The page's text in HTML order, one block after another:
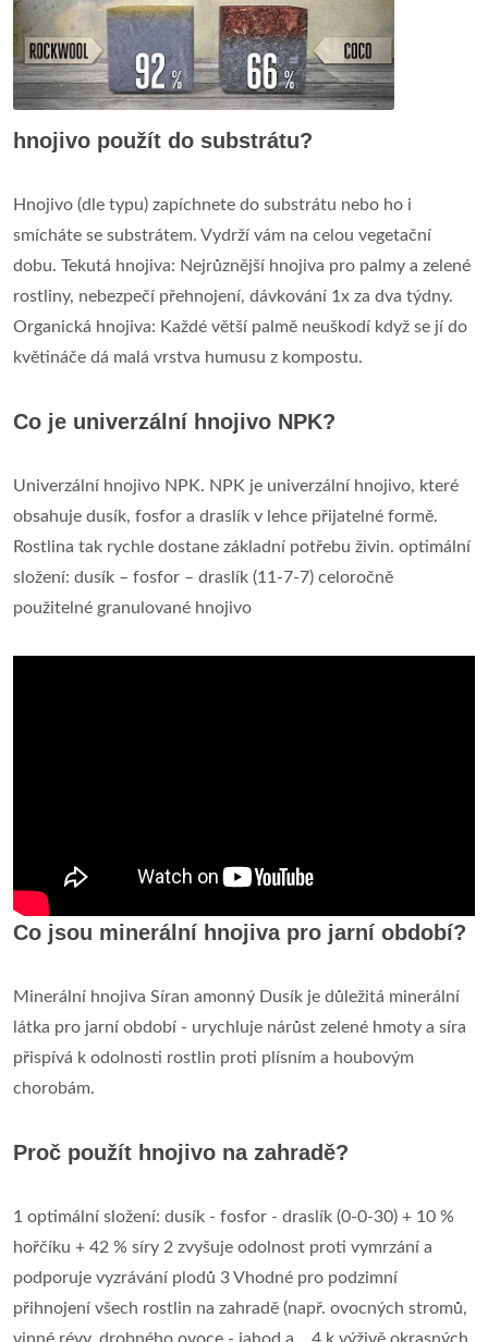
hnojivo použít do substrátu?
Hnojivo (dle typu) zapíchnete do substrátu nebo ho i
smícháte se substrátem. Vydrží vám na celou vegetační
dobu. Tekutá hnojiva: Nejrůznější hnojiva pro palmy a zelené
rostliny, nebezpečí přehnojení, dávkování 1x za dva týdny.
Organická hnojiva: Každé větší palmě neuškodí když se jí do
květináče dá malá vrstva humusu z kompostu.
Co je univerzální hnojivo NPK?
Univerzální hnojivo NPK. NPK je univerzální hnojivo, které
obsahuje dusík, fosfor a draslík v lehce přijatelné formě.
Rostlina tak rychle dostane základní potřebu živin. optimální
složení: dusík – fosfor – draslík (11-7-7) celoročně
použitelné granulované hnojivo
Co jsou minerální hnojiva pro jarní období?
Minerální hnojiva Síran amonný Dusík je důležitá minerální
látka pro jarní období - urychluje nárůst zelené hmoty a síra
přispívá k odolnosti rostlin proti plísním a houbovým
chorobám.
Proč použít hnojivo na zahradě?
1 optimální složení: dusík - fosfor - draslík (0-0-30) + 10 %
hořčíku + 42 % síry 2 zvyšuje odolnost proti vymrzání a
podporuje vyzrávání plodů 3 Vhodné pro podzimní
přihnojení všech rostlin na zahradě (např. ovocných stromů,